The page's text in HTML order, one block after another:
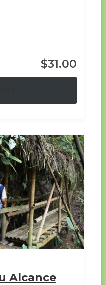
$31.00
Alcance